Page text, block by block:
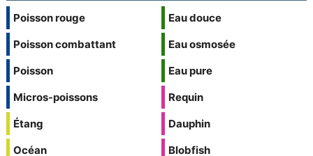
Poisson rouge
Poisson combattant
Poisson
Micros-poissons
Étang
Océan
Eau douce
Eau osmosée
Eau pure
Requin
Dauphin
Blobfish